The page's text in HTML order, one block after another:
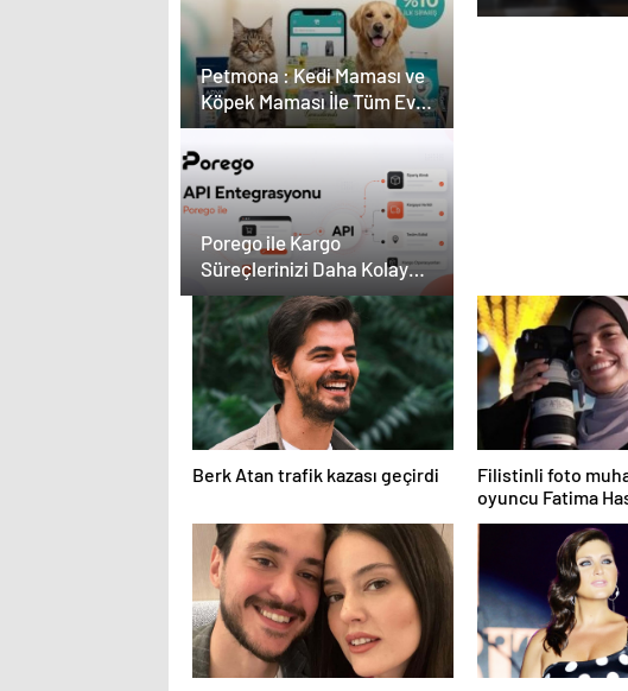
Petmona : Kedi Maması ve
Köpek Maması İle Tüm Evcil
Hayvan Ürünleri
Porego ile Kargo
Süreçlerinizi Daha Kolay
Yönetin
Karar
Berk Atan trafik kazası geçirdi
Filistinli foto
oyuncu Fatima
saldırısı sonucu